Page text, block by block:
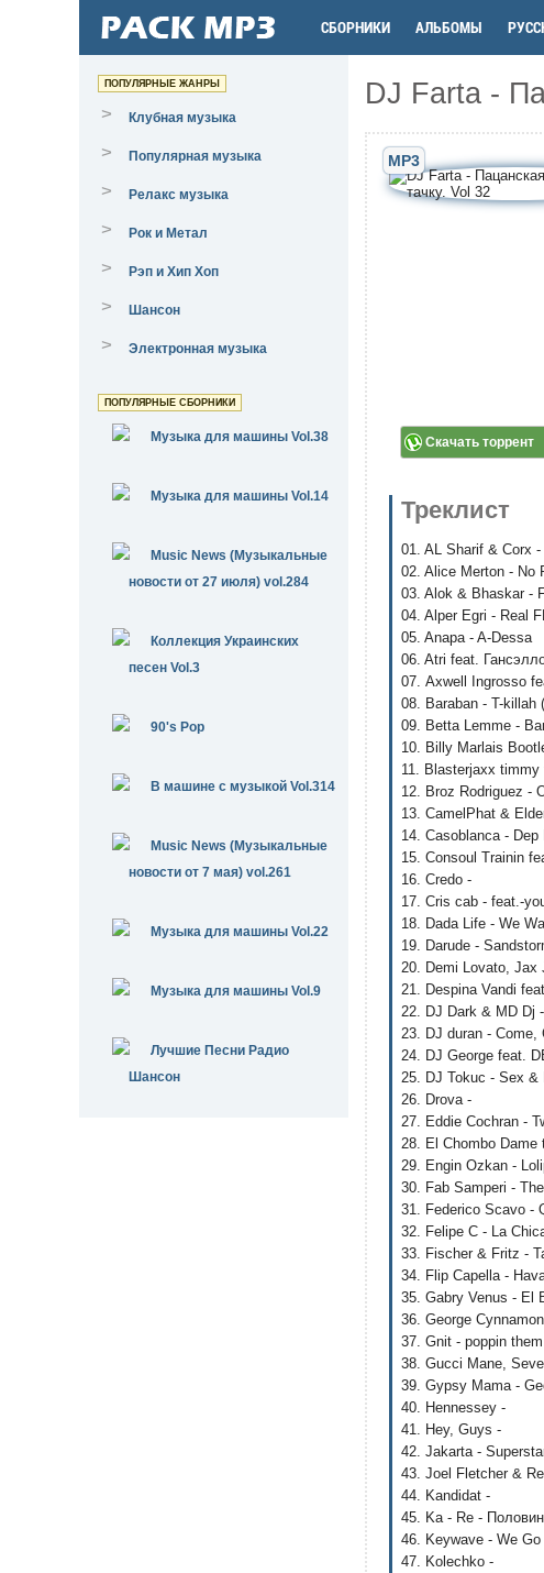
СБОРНИКИ АЛЬБОМЫ
DJ Farta -
MP3
Скачать торрент
Треклист
01. AL Sharif & Corx
02. Alice Merton - No
03. Alok & Bhaskar -
04. Alper Egri - Real
05. Anapa - A-Dessa
06. Atri feat.
07. Axwell Ingrosso
08. Baraban - T-killah
09. Betta Lemme -
10. Billy Marlais
11. Blasterjaxx timmy
12. Broz Rodriguez -
13. CamelPhat &
14. Casoblanca - Dep
15. Consoul Trainin
16. Credo -
17. Cris cab - feat.-
18. Dada Life - We
19. Darude -
20. Demi Lovato, Jax
21. Despina Vandi
22. DJ Dark & MD Dj
23. DJ duran -
24. DJ George feat.
25. DJ Tokuc - Sex &
26. Drova -
27. Eddie Cochran -
28. El Chombo Dame
29. Engin Ozkan -
30. Fab Samperi -
31. Federico Scavo -
32. Felipe C - La
33. Fischer & Fritz -
34. Flip Capella -
35. Gabry Venus - El
36. George
37. Gnit - poppin
38. Gucci Mane,
39. Gypsy Mama -
40. Hennessey -
41. Hey, Guys -
42. Jakarta -
43. Joel Fletcher &
44. Kandidat -
45. Ka - Re -
46. Keywave - We Go
47. Kolechko -
ПОПУЛЯРНЫЕ ЖАНРЫ
> Клубная музыка
> Популярная музыка
> Релакс музыка
> Рок и Метал
> Рэп и Хип Хоп
> Шансон
> Электронная музыка
ПОПУЛЯРНЫЕ СБОРНИКИ
Музыка для машины Vol.38
Музыка для машины Vol.14
Music News (Музыкальные
новости от 27 июля) vol.284
Коллекция Украинских
песен Vol.3
90's Pop
В машине с музыкой Vol.314
Music News (Музыкальные
новости от 7 мая) vol.261
Музыка для машины Vol.22
Музыка для машины Vol.9
Лучшие Песни Радио
Шансон